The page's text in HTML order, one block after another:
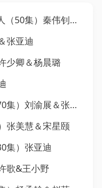
）秦伟钊＆张亚迪
张亚迪
少卿＆杨晨璐
）刘渝展＆张亚迪
张美慧＆宋星颐
集）张亚迪
歌&王小野